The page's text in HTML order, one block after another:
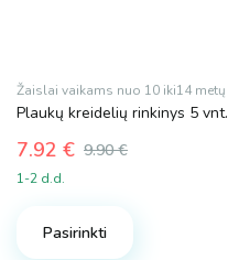
Žaislai vaikams nuo 10 iki14 metų
Plaukų kreidelių rinkinys 5 vnt.
9.90€
Original
price
9.90 €.
7.92 €
Current
price
7.92 €.
1-2 d.d.
Pasirinkti